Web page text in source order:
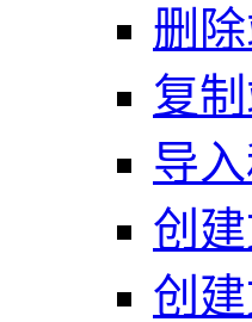
删
复
导
创
创